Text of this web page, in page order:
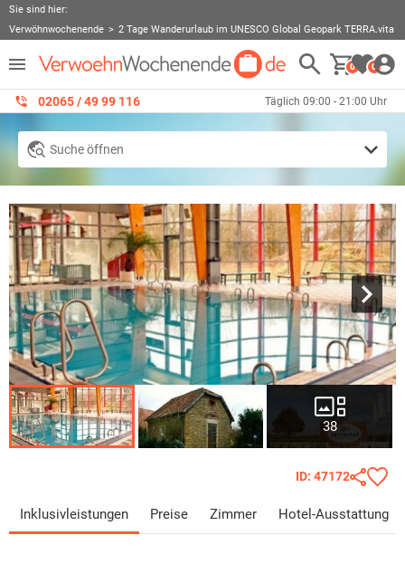
Sie sind hier:
Verwöhnwochenende
2 Tage Wanderurlaub im UNESCO Global Geopark TERRA.vita
0 0
02065 / 49 ‌99 116 Täglich 09:00 - 21:00 Uhr
Suche öffnen
38
ID: 47172
Inklusivleistungen Preise Zimmer Hotel-Ausstattung